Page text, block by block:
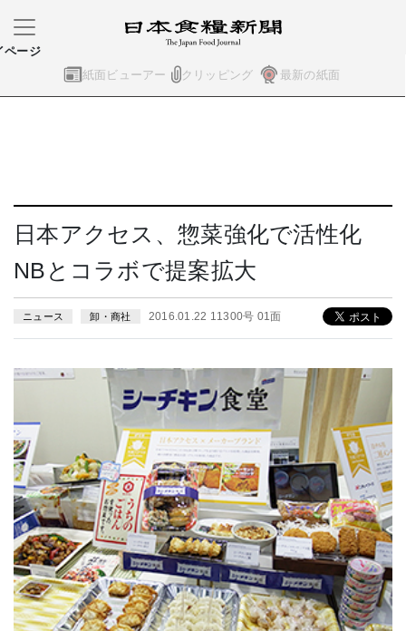
紙面ビューアー クリッピング 最新の紙面
ページ
日本アクセス、惣菜強化で活性化
NBとコラボで提案拡大
ニュース 卸・商社 2016.01.22 11300号 01面